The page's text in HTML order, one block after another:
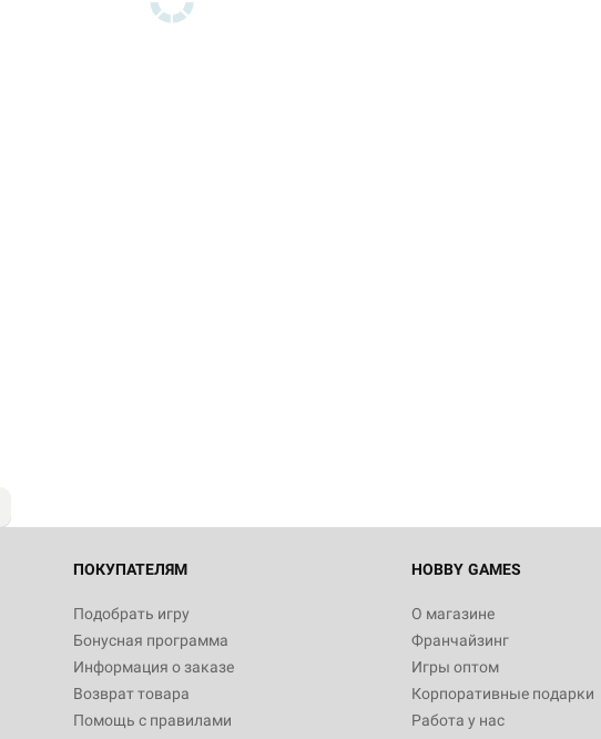
ПОКУПАТЕЛЯМ
Подобрать игру
Бонусная программа
Информация о заказе
Возврат товара
Помощь с правилами
HOBBY GAMES
О магазине
Франчайзинг
Игры оптом
Корпоративные подарки
Работа у нас